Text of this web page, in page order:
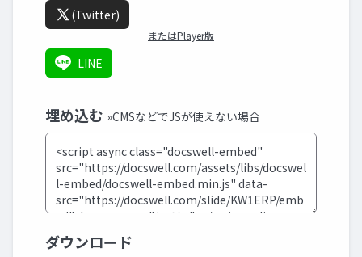
(Twitter)
またはPlayer版
LINE
埋め込む »CMSなどでJSが使えない場合
ダウンロード